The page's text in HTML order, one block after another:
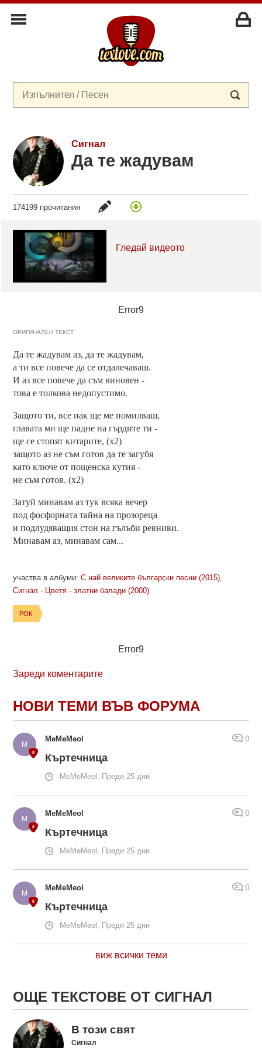
Сигнал
Да те жадувам
174199 прочитания
Гледай видеото
Error9
ОРИГИНАЛЕН ТЕКСТ
Да те жадувам аз, да те жадувам,
а ти все повече да се отдалечаваш.
И аз все повече да съм виновен -
това е толкова недопустимо.
Защото ти, все пак ще ме помилваш,
главата ми ще падне на гърдите ти -
ще се стопят китарите, (х2)
защото аз не съм готов да те загубя
като ключе от пощенска кутия -
не съм готов. (х2)
Затуй минавам аз тук всяка вечер
под фосфорната тайна на прозореца
и подлудяващия стон на гълъби ревниви.
Минавам аз, минавам сам...
участва в албуми:С най великите български песни (2015)
Сигнал - Цветя - златни балади (2000)
РОК
Error9
Зареди коментарите
НОВИ ТЕМИ ВЪВ ФОРУМА
MeMeMeol 0
Къртечница
MeMeMeol, Преди 25 дни
MeMeMeol 0
Къртечница
MeMeMeol, Преди 25 дни
MeMeMeol 0
Къртечница
MeMeMeol, Преди 25 дни
виж всички теми
ОЩЕ ТЕКСТОВЕ ОТ СИГНАЛ
В този свят
Сигнал